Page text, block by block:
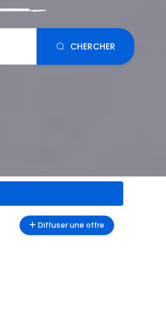
CHERCHER
Diffuser une offre